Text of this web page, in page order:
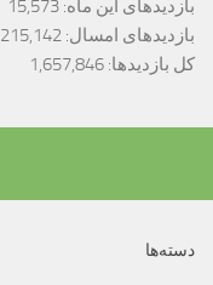
بازدیدهای این ماه: 15,573
بازدیدهای امسال: 215,142
کل بازدیدها: 1,657,846
دسته‌ها